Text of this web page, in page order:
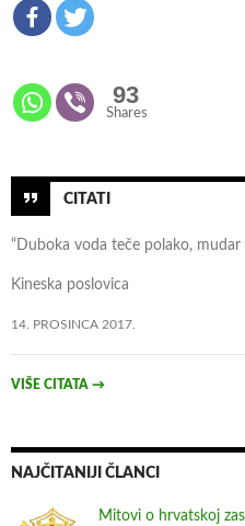
93
Shares
CITATI
“Duboka voda teče polako, mudar
Kineska poslovica
14. PROSINCA 2017.
VIŠE CITATA →
NAJČITANIJI ČLANCI
Mitovi o hrvatskoj